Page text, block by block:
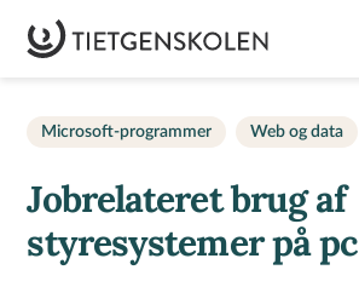
Microsoft-programmer Web og data
Jobrelateret brug af
styresystemer på pc